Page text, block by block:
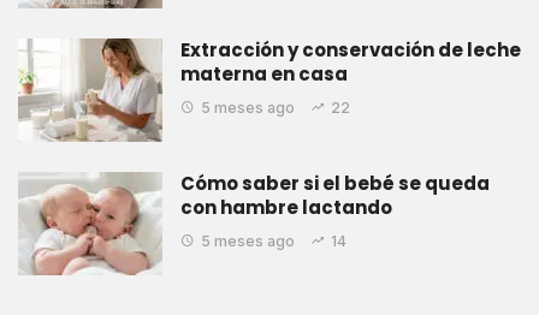
Extracción y conservación de leche
materna en casa
5 meses ago 22
Cómo saber si el bebé se queda
con hambre lactando
5 meses ago 14